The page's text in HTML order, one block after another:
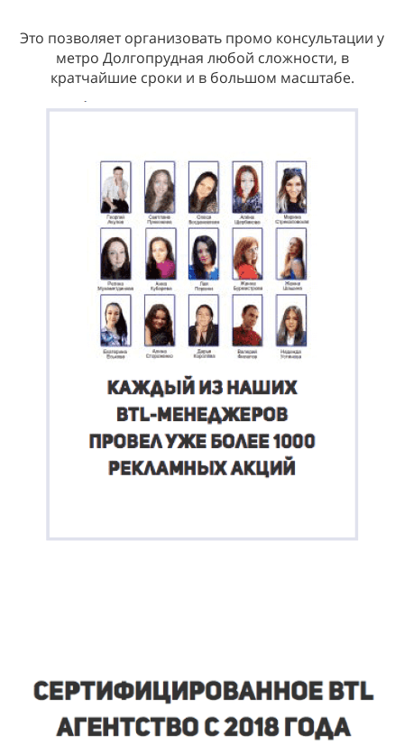
Это позволяет организовать промо консультации у
метро Долгопрудная любой сложности, в
кратчайшие сроки и в большом масштабе.